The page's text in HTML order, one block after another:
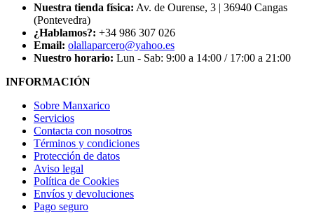
Nuestra tienda física: Av. de Ourense, 3 | 36940 Cangas
(Pontevedra)
¿Hablamos?: +34 986 307 026
Email: olallaparcero@yahoo.es
Nuestro horario: Lun - Sab: 9:00 a 14:00 / 17:00 a 21:00
INFORMACIÓN
Sobre Manxarico
Servicios
Contacta con nosotros
Términos y condiciones
Protección de datos
Aviso legal
Política de Cookies
Envíos y devoluciones
Pago seguro